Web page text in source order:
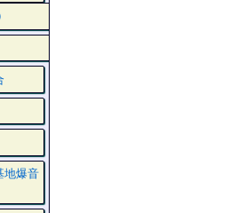
地爆音